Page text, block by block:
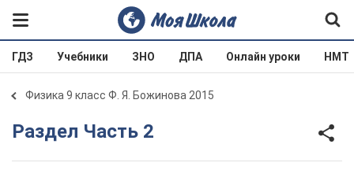
ГДЗ Учебники ЗНО ДПА Онлайн уроки НМТ
Физика 9 класс Ф. Я. Божинова 2015
Раздел Часть 2